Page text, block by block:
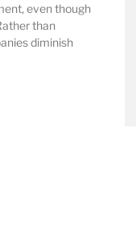
even though
than
diminish